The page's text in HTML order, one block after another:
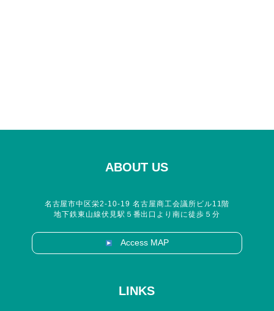
ABOUT US
名古屋市中区栄2-10-19 名古屋商工会議所ビル11階
地下鉄東山線伏見駅５番出口より南に徒歩５分
Access MAP
LINKS